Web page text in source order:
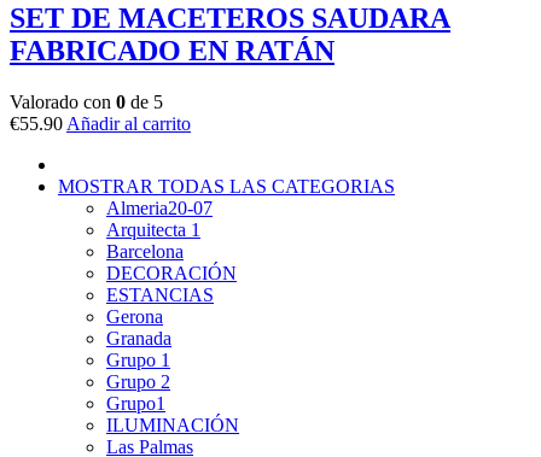
SET DE MACETEROS SAUDARA
FABRICADO EN RATÁN
Valorado con 0 de 5
€55.90 Añadir al carrito
MOSTRAR TODAS LAS CATEGORIAS
Almeria20-07
Arquitecta 1
Barcelona
DECORACIÓN
ESTANCIAS
Gerona
Granada
Grupo 1
Grupo 2
Grupo1
ILUMINACIÓN
Las Palmas